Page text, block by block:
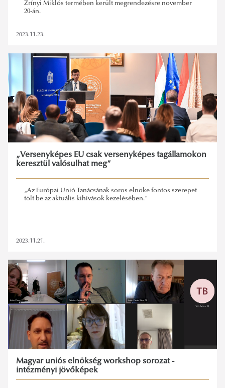
Zrínyi Miklós termében került megrendezésre november
20-án.
2023.11.23.
„Versenyképes EU csak versenyképes tagállamokon
keresztül valósulhat meg”
„Az Európai Unió Tanácsának soros elnöke fontos szerepet
tölt be az aktuális kihívások kezelésében."
2023.11.21.
Magyar uniós elnökség workshop sorozat -
intézményi jövőképek